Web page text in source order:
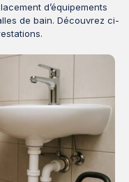
d’équipements
de bain. Découvrez ci-